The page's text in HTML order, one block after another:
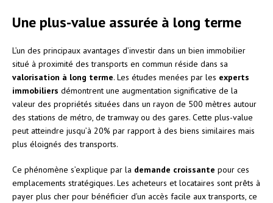
Une plus-value assurée à long terme
L’un des principaux avantages d’investir dans un bien immobilier
situé à proximité des transports en commun réside dans sa
valorisation à long terme. Les études menées par les experts
immobiliers démontrent une augmentation significative de la
valeur des propriétés situées dans un rayon de 500 mètres autour
des stations de métro, de tramway ou des gares. Cette plus-value
peut atteindre jusqu’à 20% par rapport à des biens similaires mais
plus éloignés des transports.
Ce phénomène s’explique par la demande croissante pour ces
emplacements stratégiques. Les acheteurs et locataires sont prêts à
payer plus cher pour bénéficier d’un accès facile aux transports, ce